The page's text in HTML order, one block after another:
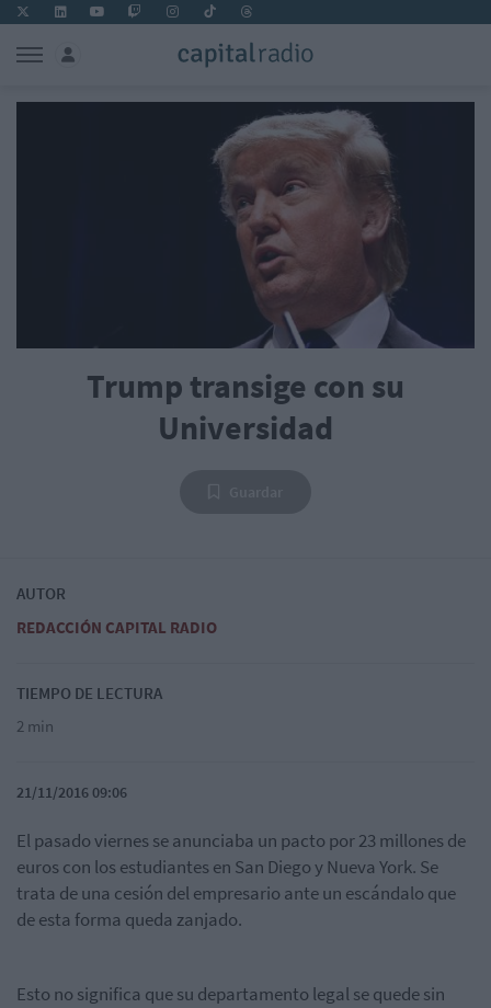
Trump transige con su
Universidad
AUTOR
REDACCIÓN CAPITAL RADIO
TIEMPO DE LECTURA
2 min
21/11/2016 09:06
El pasado viernes se anunciaba un pacto por 23 millones de
euros con los estudiantes en San Diego y Nueva York. Se
trata de una cesión del empresario ante un escándalo que
de esta forma queda zanjado.
Esto no significa que su departamento legal se quede sin